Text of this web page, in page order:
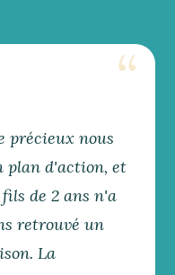
précieux nous
plan d'action, et
de 2 ans n'a
retrouvé un
La